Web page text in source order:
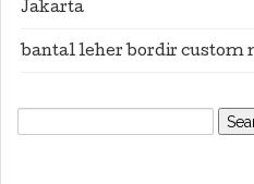
Jakarta
bantal leher bordir custom
Search
for: